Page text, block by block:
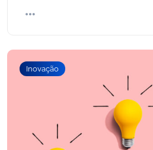
Inovação